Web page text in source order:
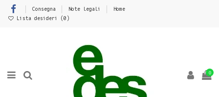
Consegna Note legali
Home
Lista desideri (0 )
0